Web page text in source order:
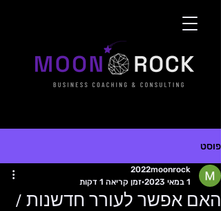
פוסט
האם אפשר לעורר חדשנות /
2022moonrock
1 במאי 2023
זמן קריאה 1 דקות